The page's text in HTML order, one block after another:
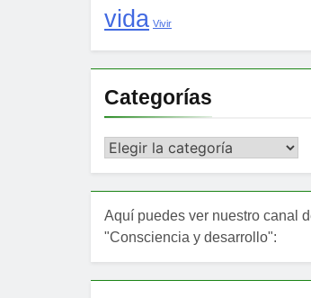
vida Vivir
Categorías
Categorías
Aquí puedes ver nuestro canal
"Consciencia y desarrollo":